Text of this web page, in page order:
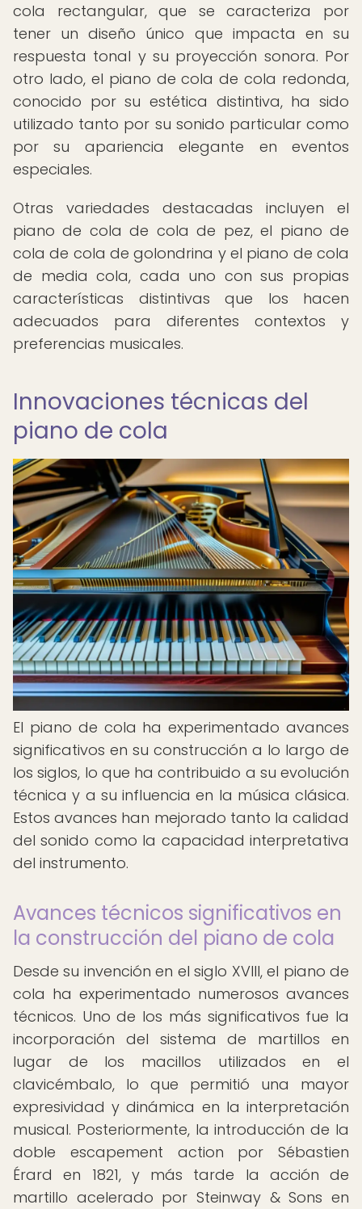
cola rectangular, que se caracteriza por
tener un diseño único que impacta en su
respuesta tonal y su proyección sonora. Por
otro lado, el piano de cola de cola redonda,
conocido por su estética distintiva, ha sido
utilizado tanto por su sonido particular como
por su apariencia elegante en eventos
especiales.
Otras variedades destacadas incluyen el
piano de cola de cola de pez, el piano de
cola de cola de golondrina y el piano de cola
de media cola, cada uno con sus propias
características distintivas que los hacen
adecuados para diferentes contextos y
preferencias musicales.
Innovaciones técnicas del
piano de cola
El piano de cola ha experimentado avances
significativos en su construcción a lo largo de
los siglos, lo que ha contribuido a su evolución
técnica y a su influencia en la música clásica.
Estos avances han mejorado tanto la calidad
del sonido como la capacidad interpretativa
del instrumento.
Avances técnicos significativos en
la construcción del piano de cola
Desde su invención en el siglo XVIII, el piano de
cola ha experimentado numerosos avances
técnicos. Uno de los más significativos fue la
incorporación del sistema de martillos en
lugar de los macillos utilizados en el
clavicémbalo, lo que permitió una mayor
expresividad y dinámica en la interpretación
musical. Posteriormente, la introducción de la
doble escapement action por Sébastien
Érard en 1821, y más tarde la acción de
martillo acelerado por Steinway & Sons en